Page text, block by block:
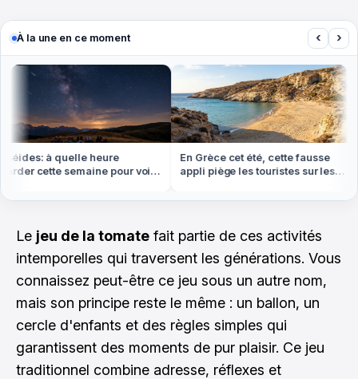
À la une en ce moment ‹ ›
à quelle heure
cette semaine pour voir
En Grèce cet été, cette fausse
appli piège les touristes sur les
Le jeu de la tomate fait partie de ces activités
intemporelles qui traversent les générations. Vous
connaissez peut-être ce jeu sous un autre nom,
mais son principe reste le même : un ballon, un
cercle d'enfants et des règles simples qui
garantissent des moments de pur plaisir. Ce jeu
traditionnel combine adresse, réflexes et